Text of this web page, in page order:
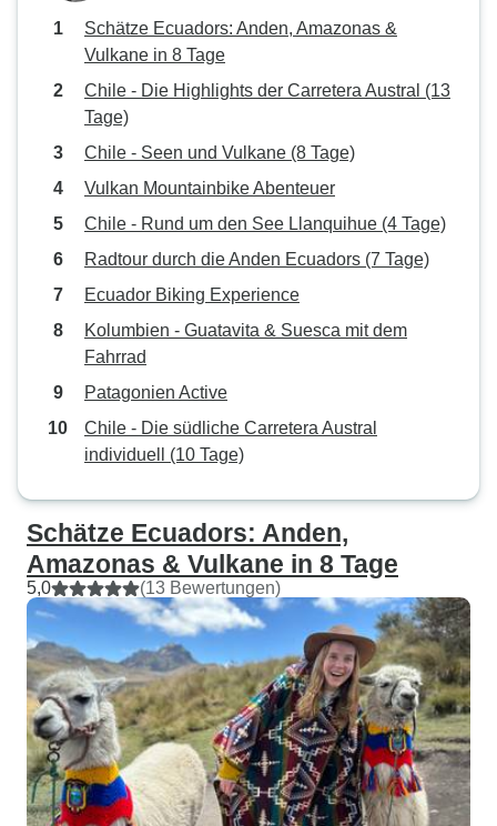
Schätze Ecuadors: Anden, Amazonas &
Vulkane in 8 Tage
Chile - Die Highlights der Carretera Austral (13
Tage)
Chile - Seen und Vulkane (8 Tage)
Vulkan Mountainbike Abenteuer
Chile - Rund um den See Llanquihue (4 Tage)
Radtour durch die Anden Ecuadors (7 Tage)
Ecuador Biking Experience
Kolumbien - Guatavita & Suesca mit dem
Fahrrad
Patagonien Active
Chile - Die südliche Carretera Austral
individuell (10 Tage)
Schätze Ecuadors: Anden,
Amazonas & Vulkane in 8 Tage
5,0 (13 Bewertungen)